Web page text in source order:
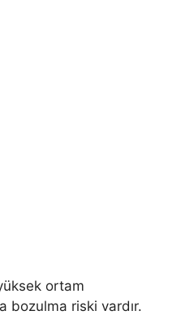
ortam
bozulma riski vardır.